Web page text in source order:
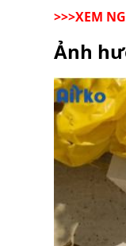
>>>XEM
Ảnh